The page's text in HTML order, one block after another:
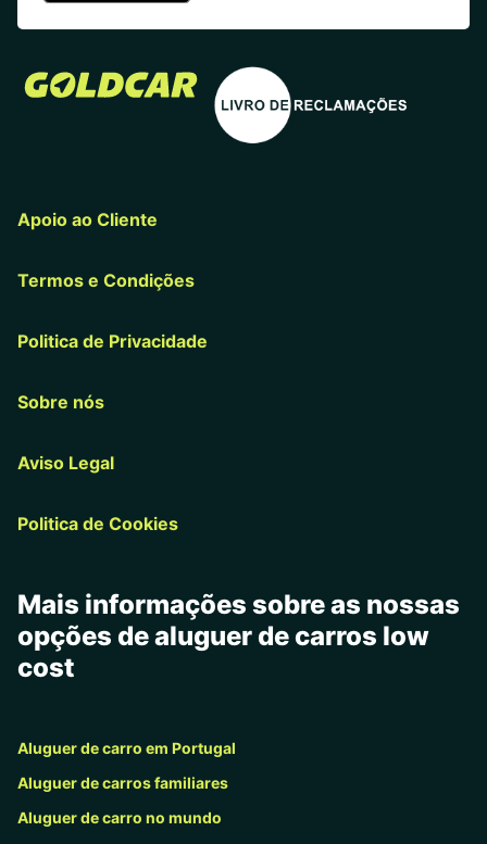
Apoio ao Cliente
Termos e Condições
Politica de Privacidade
Sobre nós
Aviso Legal
Politica de Cookies
Mais informações sobre as nossas
opções de aluguer de carros low
cost
Aluguer de carro em Portugal
Aluguer de carros familiares
Aluguer de carro no mundo